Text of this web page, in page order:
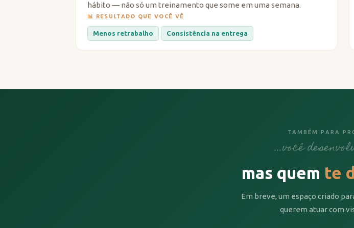
hábito — não só um treinamento que some em uma semana.
📊 RESULTADO QUE VOCÊ VÊ
Menos retrabalho Consistência na entrega
TAMBÉM PARA
...você
mas quem te
Em breve, um espaço criado
querem atuar com